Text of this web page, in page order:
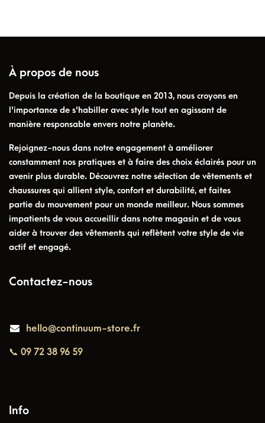
À propos de nous
Depuis la création de la boutique en 2013, nous croyons en
l'importance de s'habiller avec style tout en agissant de
manière responsable envers notre planète.
Rejoignez-nous dans notre engagement à améliorer
constamment nos pratiques et à faire des choix éclairés pour un
avenir plus durable. Découvrez notre sélection de vêtements et
chaussures qui allient style, confort et durabilité, et faites
partie du mouvement pour un monde meilleur. Nous sommes
impatients de vous accueillir dans notre magasin et de vous
aider à trouver des vêtements qui reflètent votre style de vie
actif et engagé.
Contactez-nous
hello@continuum-store.fr
📞 09 72 38 96 59
Info